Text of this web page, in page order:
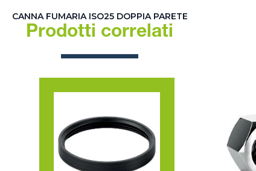
CANNA FUMARIA ISO25 DOPPIA PARETE
Prodotti correlati